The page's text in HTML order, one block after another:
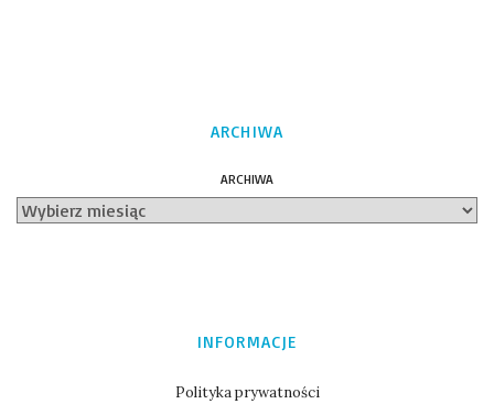
ARCHIWA
ARCHIWA
INFORMACJE
Polityka prywatności